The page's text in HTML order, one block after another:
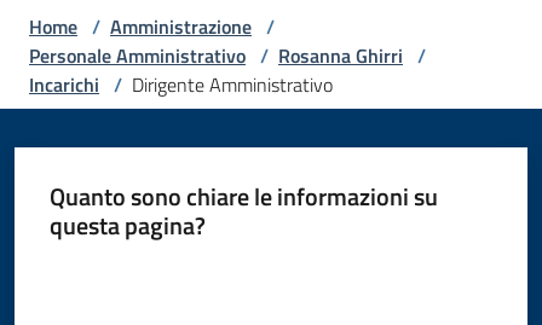
Medaglia
d'oro al
Civile
Medaglia
d'argento
Home / Amministrazione /
Personale Amministrativo / Rosanna Ghirri /
Incarichi / Dirigente Amministrativo
Quanto sono chiare le informazioni su
questa pagina?